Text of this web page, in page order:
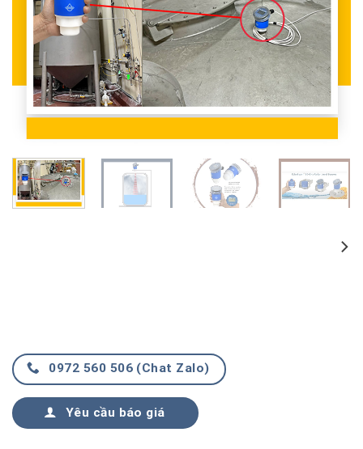
0972 560 506 (Chat Zalo)
Yêu cầu báo giá